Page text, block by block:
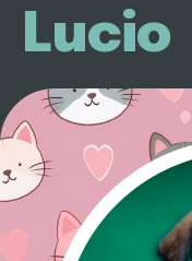
Lucio